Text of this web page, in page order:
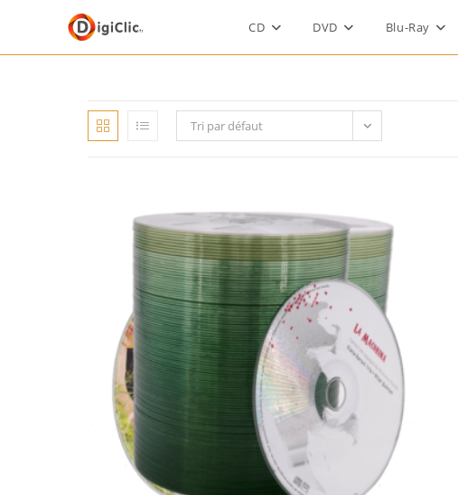
CD DVD Blu-Ray
Tri par défaut